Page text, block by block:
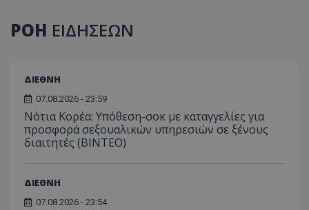
ΡΟΗ ΕΙΔΗΣΕΩΝ
ΔΙΕΘΝΗ
07.08.2026 - 23:59
Νότια Κορέα: Υπόθεση-σοκ με καταγγελίες για
προσφορά σεξουαλικών υπηρεσιών σε ξένους
διαιτητές (BINTEO)
ΔΙΕΘΝΗ
07.08.2026 - 23:54